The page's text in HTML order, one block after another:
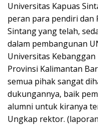
Universitas Kapuas
peran para pendiri dan
Sintang yang telah,
dalam pembangunan
Universitas
Provinsi Kalimantan
semua pihak sangat
dukungannya, baik
alumni untuk kiranya
Ungkap rektor.